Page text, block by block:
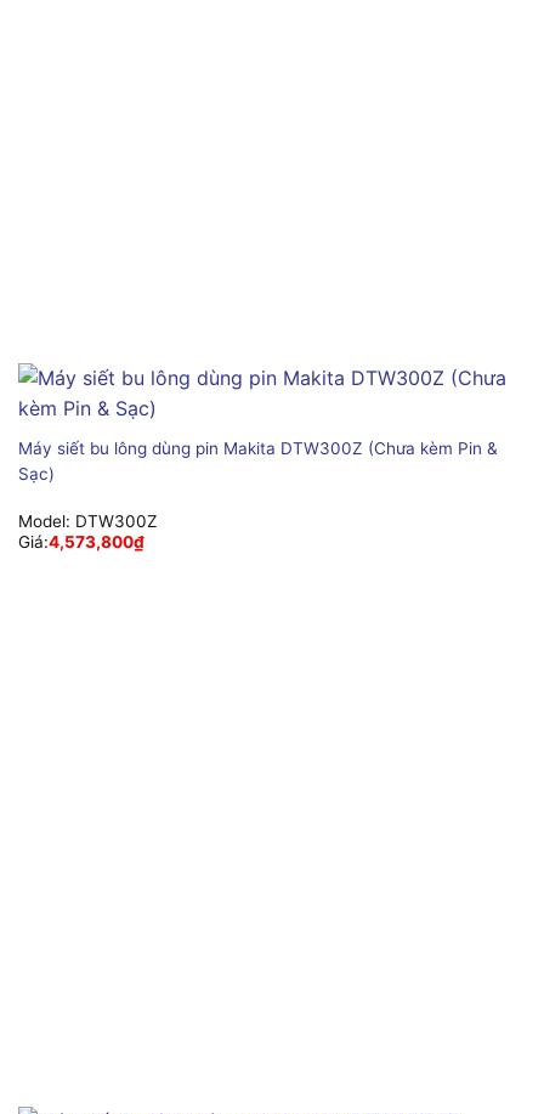
Máy siết bu lông dùng pin Makita DTW300Z (Chưa kèm Pin &
Sạc)
Model: DTW300Z
Giá:4,573,800₫